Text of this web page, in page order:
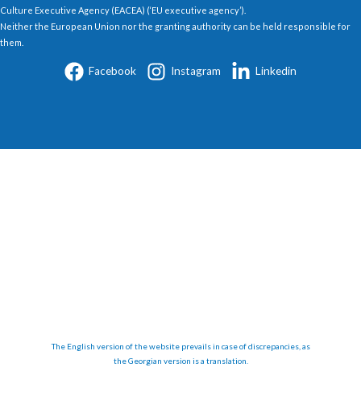
Culture Executive Agency (EACEA) (‘EU executive agency’).
Neither the European Union nor the granting authority can be held responsible for
them.
Facebook Instagram Linkedin
The English version of the website prevails in case of discrepancies, as
the Georgian version is a translation.